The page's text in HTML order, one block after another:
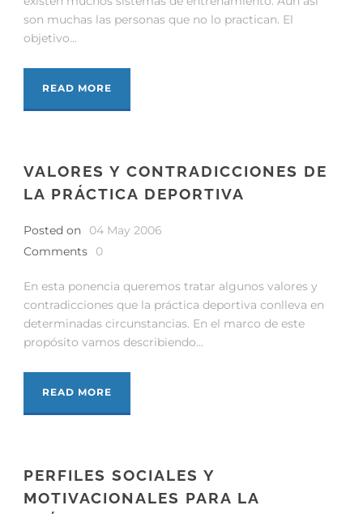
son muchas las personas que no lo practican. El
objetivo...
READ MORE
VALORES Y CONTRADICCIONES DE
LA PRÁCTICA DEPORTIVA
Posted on
04 May 2006
Comments
0
En esta ponencia queremos tratar algunos valores y
contradicciones que la práctica deportiva conlleva en
determinadas circunstancias. En el marco de este
propósito vamos describiendo...
READ MORE
PERFILES SOCIALES Y
MOTIVACIONALES PARA LA